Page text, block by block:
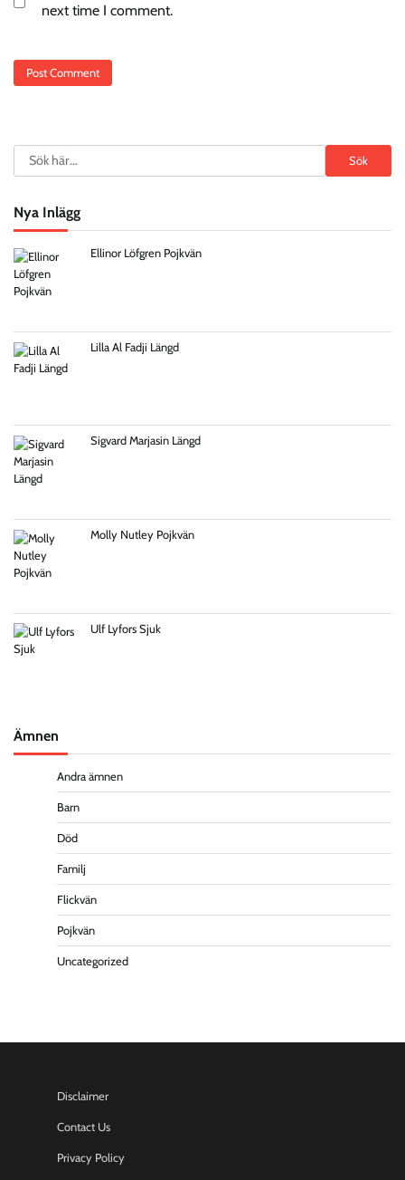
next time I comment.
Search Sök
Nya Inlägg
Ellinor Löfgren Pojkvän
Lilla Al Fadji Längd
Sigvard Marjasin Längd
Molly Nutley Pojkvän
Ulf Lyfors Sjuk
Ämnen
Andra ämnen
Barn
Död
Familj
Flickvän
Pojkvän
Uncategorized
Disclaimer
Contact Us
Privacy Policy